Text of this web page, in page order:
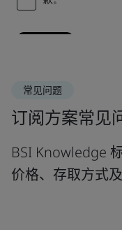
常见问题
订阅方案常见
BSI Knowledge
价格、存取方式